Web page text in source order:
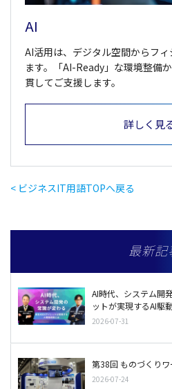
AI
AI活用は、デジタル空間からフ
ます。「AI-Ready」な環境整備
貫してご支援します。
詳しく見
< ビジネスIT用語TOPへ戻る
最新記
AI時代、システム開
ットが実現するAI駆
2026-07-31
第38回 ものづくり
2026-07-24